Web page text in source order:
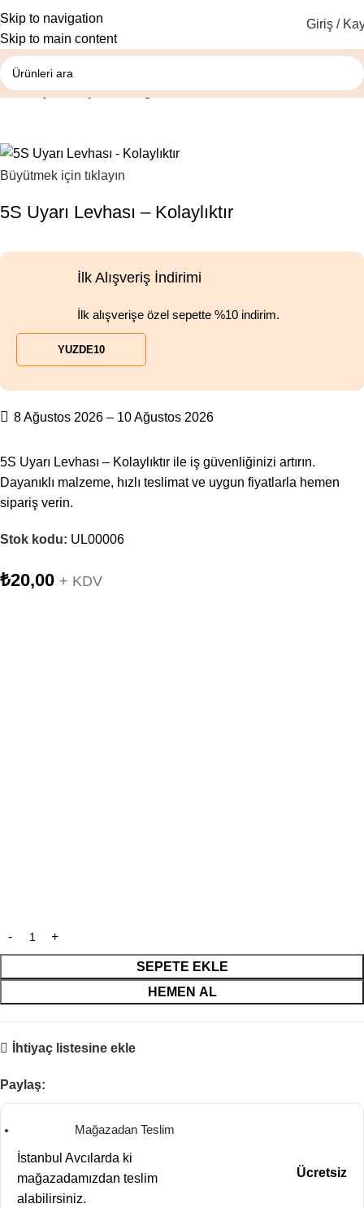
Skip to navigation
Skip to main content
Giriş /
Ana Sayfa 5S İş Güvenliği Levhaları
Büyütmek için tıklayın
5S Uyarı Levhası – Kolaylıktır
İlk Alışveriş İndirimi
İlk alışverişe özel sepette %10 indirim.
YUZDE10
8 Ağustos 2026 – 10 Ağustos 2026
5S Uyarı Levhası – Kolaylıktır ile iş güvenliğinizi artırın.
Dayanıklı malzeme, hızlı teslimat ve uygun fiyatlarla hemen
sipariş verin.
Stok kodu: UL00006
₺20,00 + KDV
SEPETE EKLE
HEMEN AL
İhtiyaç listesine ekle
Paylaş:
Mağazadan Teslim
İstanbul Avcılarda ki
mağazadamızdan teslim
alabilirsiniz.
Ücretsiz